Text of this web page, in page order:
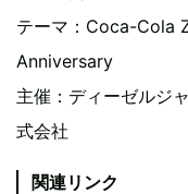
テーマ：Coca-Cola
Anniversary
主催：ディーゼルジ
式会社
関連リンク